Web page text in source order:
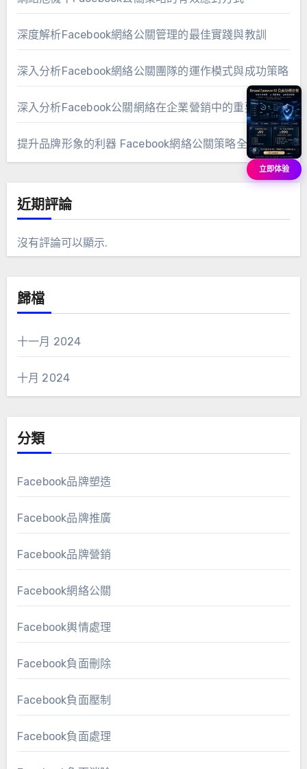
深度解析Facebook網絡公關管理的最佳實踐與教訓
深入分析Facebook網絡公關團隊的運作模式與成功策略
深入分析Facebook公關網絡在企業營銷中的重要作用
提升品牌形象的利器 Facebook網絡公關策略全解析
近期評論
沒有評論可以顯示.
歸檔
十一月 2024
十月 2024
分類
Facebook品牌塑造
Facebook品牌推廣
Facebook品牌營銷
Facebook網絡公關
Facebook輿情處理
Facebook負面刪除
Facebook負面壓制
Facebook負面處理
立即体验